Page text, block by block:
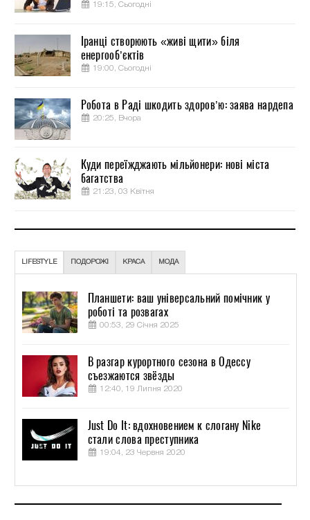
19:15, Сьогодні
Іранці створюють «живі щити» біля
енергооб’єктів
19:00, Сьогодні
Робота в Раді шкодить здоров’ю: заява нардепа
20:25, Вчора
Куди переїжджають мільйонери: нові міста
багатства
21:23, 03 Квітня
LIFESTYLE ПОДОРОЖІ КРАСА МОДА
Планшети: ваш універсальний помічник у
роботі та розвагах
00:53, 29 Січня 2025
В разгар курортного сезона в Одессу
съезжаются звёзды
12:40, 19 Липня 2020
Just Do It: вдохновением к слогану Nike
стали слова преступника
19:04, 23 Червня 2020